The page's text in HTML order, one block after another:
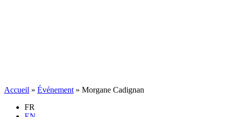
Accueil » Événement » Morgane Cadignan
FR